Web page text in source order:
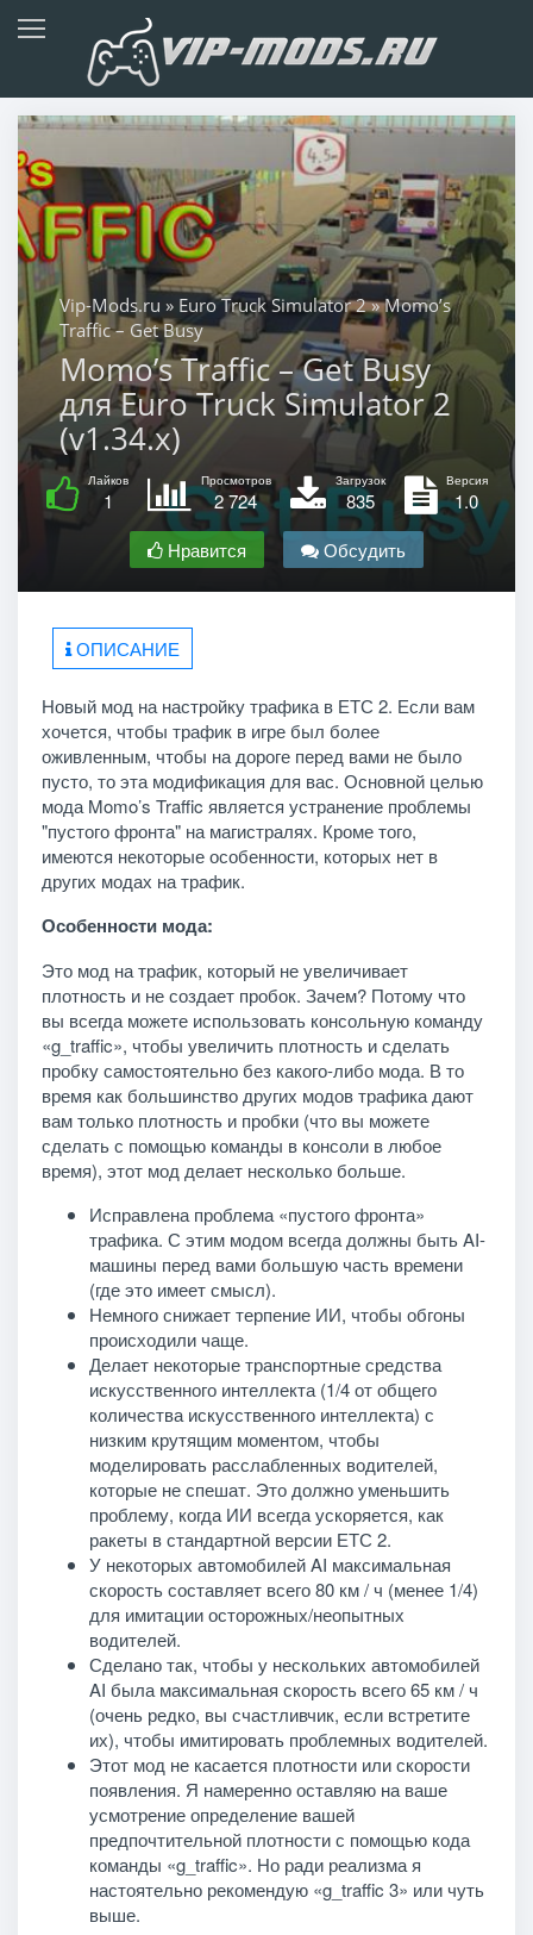
Vip-Mods.ru » Euro Truck Simulator 2» Momo’s
Traffic – Get Busy
Momo’s Traffic – Get Busy
для Euro Truck Simulator 2
(v1.34.x)
Лайков
1
Просмотров
2 724
Загрузок
835
Версия
1.0
Нравится
Обсудить
ОПИСАНИЕ
Новый мод на настройку трафика в ЕТС 2. Если вам
хочется, чтобы трафик в игре был более
оживленным, чтобы на дороге перед вами не было
пусто, то эта модификация для вас. Основной целью
мода Momo’s Traffic является устранение проблемы
"пустого фронта" на магистралях. Кроме того,
имеются некоторые особенности, которых нет в
других модах на трафик.
Особенности мода:
Это мод на трафик, который не увеличивает
плотность и не создает пробок. Зачем? Потому что
вы всегда можете использовать консольную команду
«g_traffic», чтобы увеличить плотность и сделать
пробку самостоятельно без какого-либо мода. В то
время как большинство других модов трафика дают
вам только плотность и пробки (что вы можете
сделать с помощью команды в консоли в любое
время), этот мод делает несколько больше.
Исправлена ​​проблема «пустого фронта»
трафика. С этим модом всегда должны быть AI-
машины перед вами большую часть времени
(где это имеет смысл).
Немного снижает терпение ИИ, чтобы обгоны
происходили чаще.
Делает некоторые транспортные средства
искусственного интеллекта (1/4 от общего
количества искусственного интеллекта) с
низким крутящим моментом, чтобы
моделировать расслабленных водителей,
которые не спешат. Это должно уменьшить
проблему, когда ИИ всегда ускоряется, как
ракеты в стандартной версии ЕТС 2.
У некоторых автомобилей AI максимальная
скорость составляет всего 80 км / ч (менее 1/4)
для имитации осторожных/неопытных
водителей.
Сделано так, чтобы у нескольких автомобилей
AI была максимальная скорость всего 65 км / ч
(очень редко, вы счастливчик, если встретите
их), чтобы имитировать проблемных водителей.
Этот мод не касается плотности или скорости
появления. Я намеренно оставляю на ваше
усмотрение определение вашей
предпочтительной плотности с помощью кода
команды «g_traffic». Но ради реализма я
настоятельно рекомендую «g_traffic 3» или чуть
выше.